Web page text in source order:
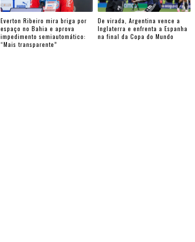
Everton Ribeiro mira briga por
espaço no Bahia e aprova
impedimento semiautomático:
“Mais transparente”
De virada, Argentina vence a
Inglaterra e enfrenta a Espanha
na final da Copa do Mundo